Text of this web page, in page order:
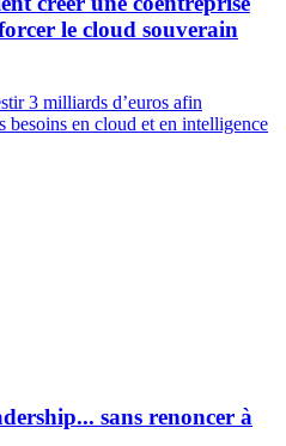
le cloud souverain
3 milliards d’euros afin
besoins en cloud et en intelligence
sans renoncer à